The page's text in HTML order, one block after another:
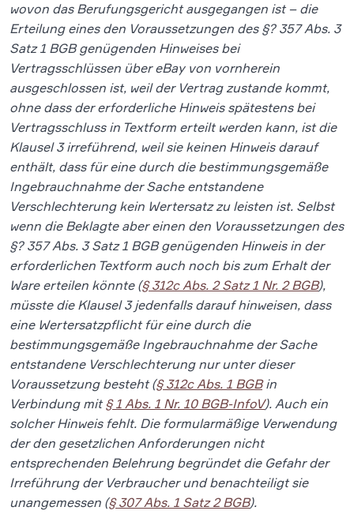
wovon das Berufungsgericht ausgegangen ist – die
Erteilung eines den Voraussetzungen des §? 357 Abs. 3
Satz 1 BGB genügenden Hinweises bei
Vertragsschlüssen über eBay von vornherein
ausgeschlossen ist, weil der Vertrag zustande kommt,
ohne dass der erforderliche Hinweis spätestens bei
Vertragsschluss in Textform erteilt werden kann, ist die
Klausel 3 irreführend, weil sie keinen Hinweis darauf
enthält, dass für eine durch die bestimmungsgemäße
Ingebrauchnahme der Sache entstandene
Verschlechterung kein Wertersatz zu leisten ist. Selbst
wenn die Beklagte aber einen den Voraussetzungen des
§? 357 Abs. 3 Satz 1 BGB genügenden Hinweis in der
erforderlichen Textform auch noch bis zum Erhalt der
Ware erteilen könnte (§ 312c Abs. 2 Satz 1 Nr. 2 BGB),
müsste die Klausel 3 jedenfalls darauf hinweisen, dass
eine Wertersatzpflicht für eine durch die
bestimmungsgemäße Ingebrauchnahme der Sache
entstandene Verschlechterung nur unter dieser
Voraussetzung besteht (§ 312c Abs. 1 BGBin
Verbindung mit § 1 Abs. 1 Nr. 10 BGB-InfoV). Auch ein
solcher Hinweis fehlt. Die formularmäßige Verwendung
der den gesetzlichen Anforderungen nicht
entsprechenden Belehrung begründet die Gefahr der
Irreführung der Verbraucher und benachteiligt sie
unangemessen (§ 307 Abs. 1 Satz 2 BGB).